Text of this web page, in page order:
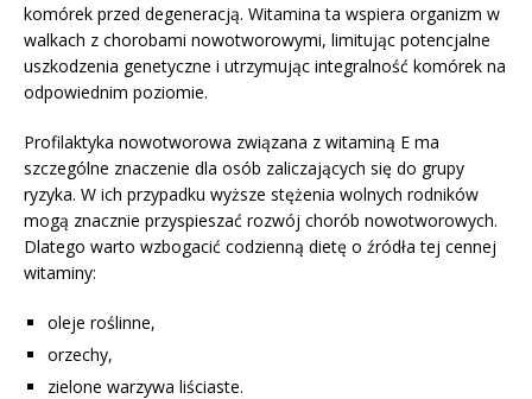
komórek przed degeneracją. Witamina ta wspiera organizm w
walkach z chorobami nowotworowymi, limitując potencjalne
uszkodzenia genetyczne i utrzymując integralność komórek na
odpowiednim poziomie.
Profilaktyka nowotworowa związana z witaminą E ma
szczególne znaczenie dla osób zaliczających się do grupy
ryzyka. W ich przypadku wyższe stężenia wolnych rodników
mogą znacznie przyspieszać rozwój chorób nowotworowych.
Dlatego warto wzbogacić codzienną dietę o źródła tej cennej
witaminy:
oleje roślinne,
orzechy,
zielone warzywa liściaste.